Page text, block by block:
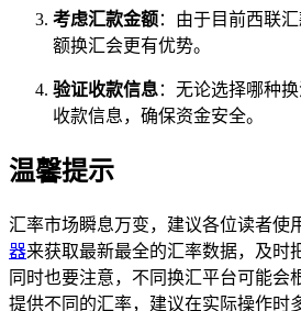
考虑汇款金额：由于目前西联
额换汇会更有优势。
验证收款信息：无论选择哪种
收款信息，确保资金安全。
温馨提示
汇率市场瞬息万变，建议各位读者使
器来获取最新最全的汇率数据，及时
同时也要注意，不同换汇平台可能会
提供不同的汇率，建议在实际操作时